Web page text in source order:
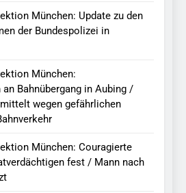
München: Update zu den
der Bundespolizei in
München:
Bahnübergang in Aubing /
wegen gefährlichen
München: Couragierte
fest / Mann nach